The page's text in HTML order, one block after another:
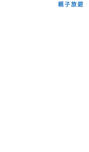
親子旅遊